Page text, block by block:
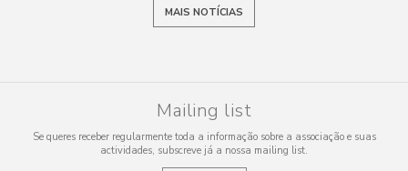
MAIS NOTÍCIAS
Mailing list
Se queres receber regularmente toda a informação sobre a associação e suas
actividades, subscreve já a nossa mailing list.